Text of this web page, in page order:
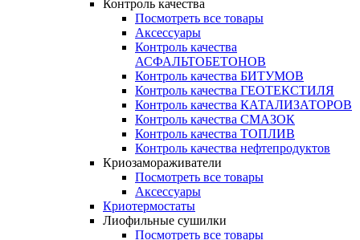
Контроль качества
Посмотреть все товары
Аксессуары
Контроль качества
АСФАЛЬТОБЕТОНОВ
Контроль качества БИТУМОВ
Контроль качества ГЕОТЕКСТИЛЯ
Контроль качества КАТАЛИЗАТОРОВ
Контроль качества СМАЗОК
Контроль качества ТОПЛИВ
Контроль качества нефтепродуктов
Криозамораживатели
Посмотреть все товары
Аксессуары
Криотермостаты
Лиофильные сушилки
Посмотреть все товары